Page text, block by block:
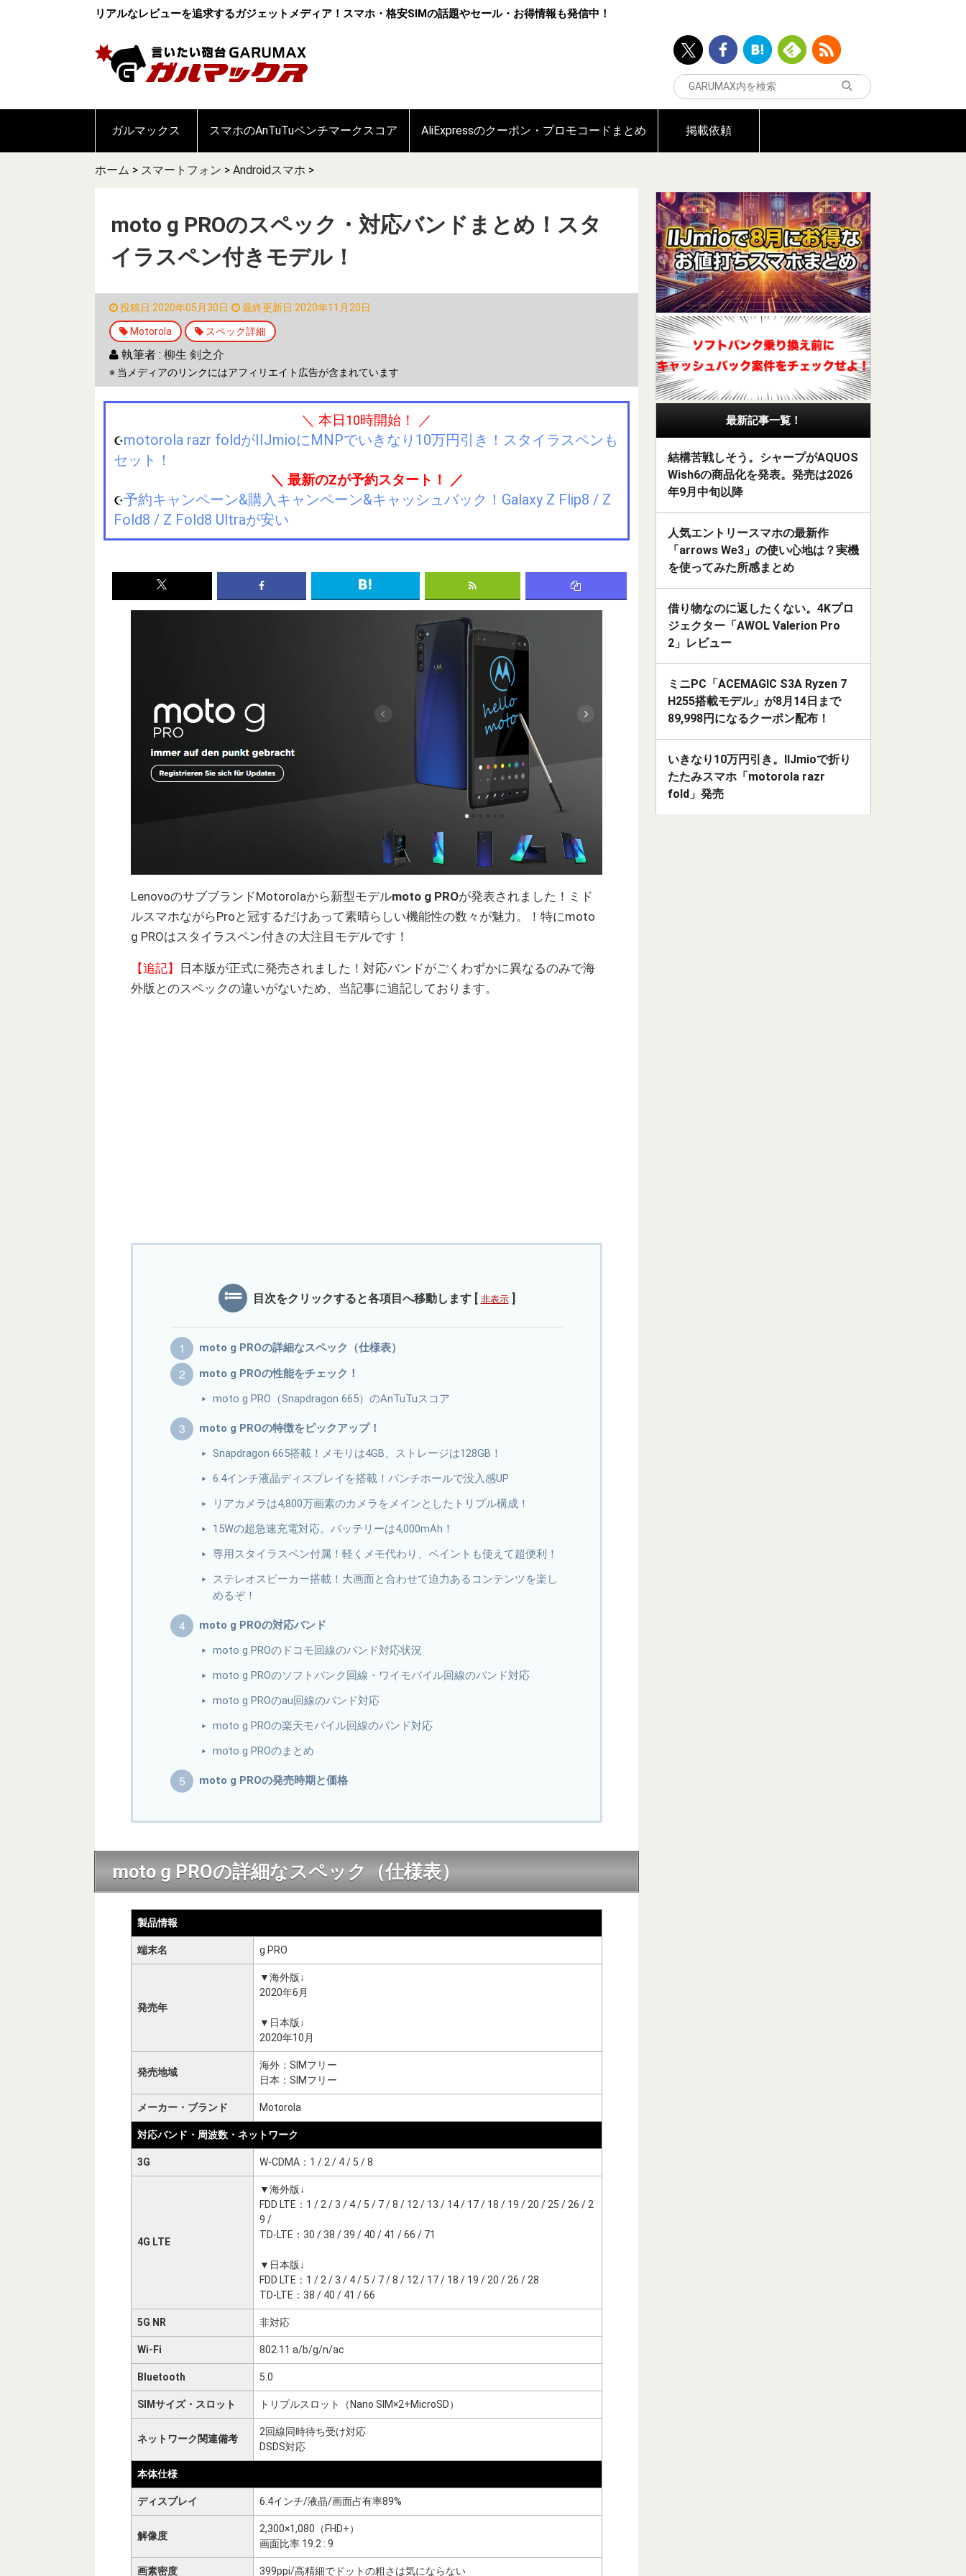
リアルなレビューを追求するガジェットメディア！スマホ・格安SIMの話題やセール・お得情報も発信中！
ガルマックス スマホのAnTuTuベンチマークスコア AliExpressのクーポン・プロモコードまとめ 掲載依頼
ホーム > スマートフォン > Androidスマホ >
moto g PROのスペック・対応バンドまとめ！スタ
イラスペン付きモデル！
投稿日:2020年05月30日 最終更新日:2020年11月20日
Motorola スペック詳細
執筆者 : 柳生 剣之介
※ 当メディアのリンクにはアフィリエイト広告が含まれています
＼ 本日10時開始！ ／
☪️motorola razr foldがIIJmioにMNPでいきなり10万円引き！スタイラスペンも
セット！
＼ 最新のZが予約スタート！ ／
☪️予約キャンペーン&購入キャンペーン&キャッシュバック！Galaxy Z Flip8 / Z
Fold8 / Z Fold8 Ultraが安い
LenovoのサブブランドMotorolaから新型モデルmoto g PROが発表されました！ミド
ルスマホながらProと冠するだけあって素晴らしい機能性の数々が魅力。！特にmoto
g PROはスタイラスペン付きの大注目モデルです！
【追記】
日本版が正式に発売されました！対応バンドがごくわずかに異なるのみで海
外版とのスペックの違いがないため、当記事に追記しております。
目次をクリックすると各項目へ移動します 非表示
moto g PROの詳細なスペック（仕様表）
moto g PROの性能をチェック！
moto g PRO（Snapdragon 665）のAnTuTuスコア
moto g PROの特徴をピックアップ！
Snapdragon 665搭載！メモリは4GB、ストレージは128GB！
6.4インチ液晶ディスプレイを搭載！パンチホールで没入感UP
リアカメラは4,800万画素のカメラをメインとしたトリプル構成！
15Wの超急速充電対応。バッテリーは4,000mAh！
専用スタイラスペン付属！軽くメモ代わり、ペイントも使えて超便利！
ステレオスピーカー搭載！大画面と合わせて迫力あるコンテンツを楽し
めるぞ！
moto g PROの対応バンド
moto g PROのドコモ回線のバンド対応状況
moto g PROのソフトバンク回線・ワイモバイル回線のバンド対応
moto g PROのau回線のバンド対応
moto g PROの楽天モバイル回線のバンド対応
moto g PROのまとめ
moto g PROの発売時期と価格
moto g PROの詳細なスペック（仕様表）
製品情報
端末名 g PRO
発売年
▼海外版↓
2020年6月
▼日本版↓
2020年10月
発売地域
海外：SIMフリー
日本：SIMフリー
メーカー・ブランド Motorola
対応バンド・周波数・ネットワーク
3G W-CDMA：1 / 2 / 4 / 5 / 8
4G LTE
▼海外版↓
FDD LTE：1 / 2 / 3 / 4 / 5 / 7 / 8 / 12 / 13 / 14 / 17 / 18 / 19 / 20 / 25 / 26 / 2
9 /
TD-LTE：30 / 38 / 39 / 40 / 41 / 66 / 71
▼日本版↓
FDD LTE：1 / 2 / 3 / 4 / 5 / 7 / 8 / 12 / 17 / 18 / 19 / 20 / 26 / 28
TD-LTE：38 / 40 / 41 / 66
5G NR 非対応
Wi-Fi 802.11 a/b/g/n/ac
Bluetooth 5.0
SIMサイズ・スロット トリプルスロット（Nano SIM×2+MicroSD）
ネットワーク関連備考
2回線同時待ち受け対応
DSDS対応
本体仕様
ディスプレイ 6.4インチ/液晶/画面占有率89%
解像度
2,300×1,080（FHD+）
画面比率 19.2 : 9
画素密度 399ppi/高精細でドットの粗さは気にならない
最新記事一覧！
結構苦戦しそう。シャープがAQUOS
Wish6の商品化を発表。発売は2026
年9月中旬以降
人気エントリースマホの最新作
「arrows We3」の使い心地は？実機
を使ってみた所感まとめ
借り物なのに返したくない。4Kプロ
ジェクター「AWOL Valerion Pro
2」レビュー
ミニPC「ACEMAGIC S3A Ryzen 7
H255搭載モデル」が8月14日まで
89,998円になるクーポン配布！
いきなり10万円引き。IIJmioで折り
たたみスマホ「motorola razr
fold」発売